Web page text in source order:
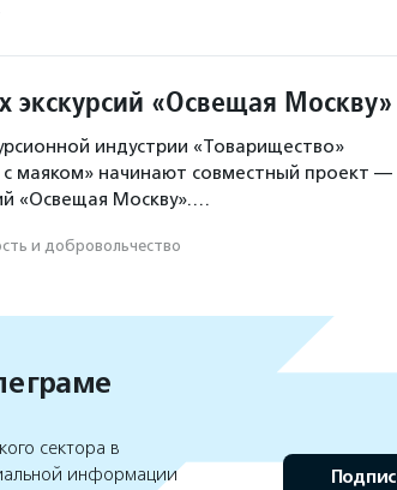
экскурсий «Освещая Москву»
индустрии «Товарищество»
маяком» начинают совместный проект —
«Освещая Москву».…
и доброволь­чест­во
сектора в
информации